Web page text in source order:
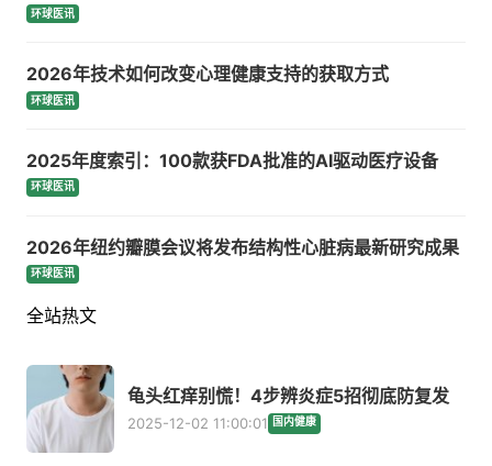
环球医讯
2026年技术如何改变心理健康支持的获取方式
环球医讯
2025年度索引：100款获FDA批准的AI驱动医疗设备
环球医讯
2026年纽约瓣膜会议将发布结构性心脏病最新研究成果
环球医讯
全站热文
龟头红痒别慌！4步辨炎症5招彻底防复发
2025-12-02 11:00:01 国内健康